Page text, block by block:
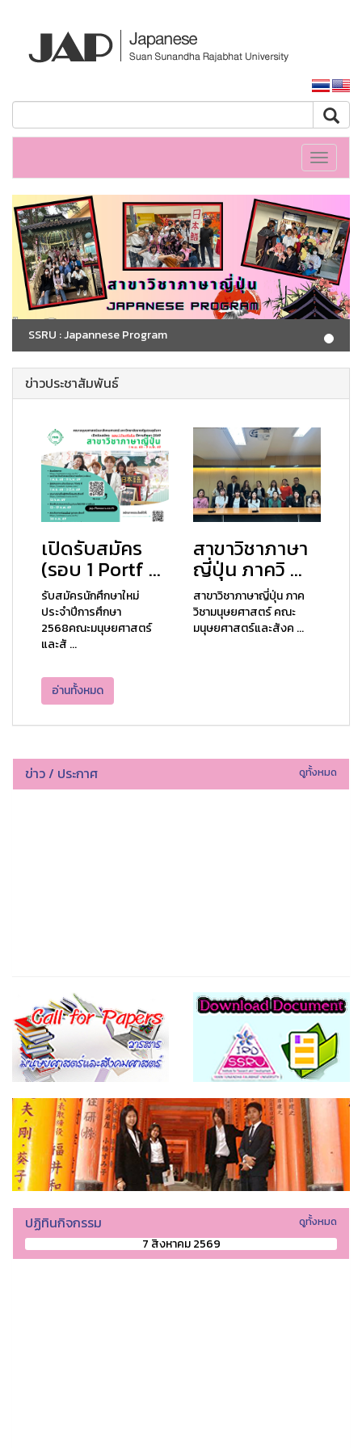
Toggle
SSRU : Japannese Program
ข่าวประชาสัมพันธ์
เปิดรับสมัคร
(รอบ 1 Portf ...
รับสมัครนักศึกษาใหม่
ประจำปีการศึกษา
2568คณะมนุษยศาสตร์
และสั ...
สาขาวิชาภาษา
ญี่ปุ่น ภาควิ ...
สาขาวิชาภาษาญี่ปุ่น ภาค
วิชามนุษยศาสตร์ คณะ
มนุษยศาสตร์และสังค ...
อ่านทั้งหมด
ข่าว / ประกาศ ดูทั้งหมด
ปฏิทินกิจกรรม ดูทั้งหมด
7 สิงหาคม 2569